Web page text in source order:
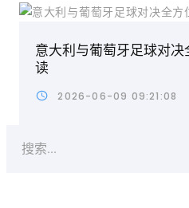
意大利与葡萄牙足球对
读
2026-06-09 09:21:08
搜索...